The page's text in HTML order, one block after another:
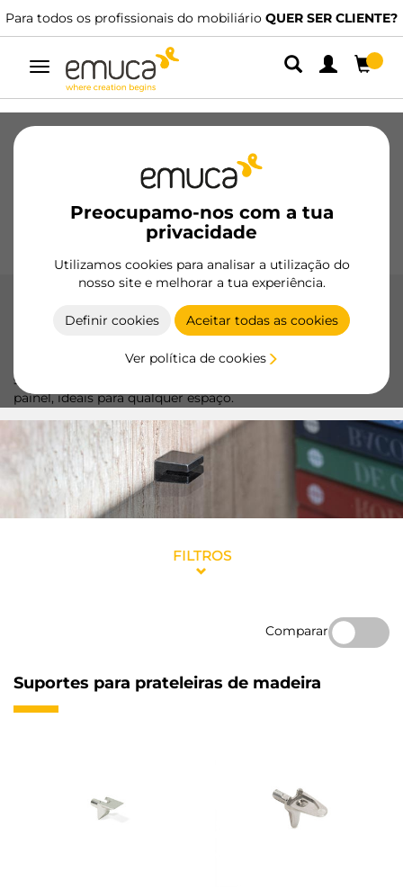
QUER SER CLIENTE? Dispomos de distribuidores
Alternar
navegação
Preocupamo-nos com a tua
privacidade
Utilizamos cookies para analisar a utilização do
nosso site e melhorar a tua experiência.
Definir cookies Aceitar todas as cookies
Ver política de cookies
Dobradiças
Cozinha Montagem
Puxadores Bases Expositores
Suportes para prateleiras de madeira
madeira da Emuca garantem uma instalação firme e
segura, adaptando-se a diferentes estilos e espessuras de
painel, ideais para qualquer espaço.
FILTROS
Comparar
Suportes para prateleiras de madeira